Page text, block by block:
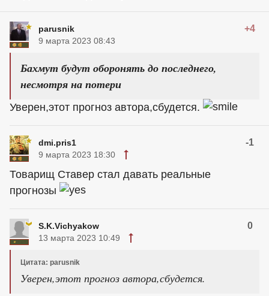
parusnik +4
9 марта 2023 08:43
Бахмут будут оборонять до последнего,
несмотря на потери
Уверен,этот прогноз автора,сбудется.
dmi.pris1 -1
9 марта 2023 18:30
Товарищ Ставер стал давать реальные
прогнозы
S.K.Vichyakow 0
13 марта 2023 10:49
Цитата: parusnik
Уверен,этот прогноз автора,сбудется.